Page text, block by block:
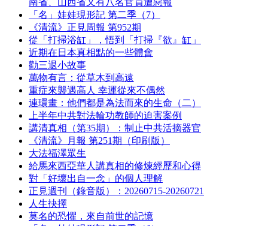
南省、山西省又有八名官員遭惡報
「名」娃娃現形記 第二季（7）
《清流》正見周報 第952期
從「打掃浴缸」，悟到「打掃『欲』缸」
近期在日本真相點的一些體會
勸三退小故事
萬物有言：從草木到高遠
重症來襲遇高人 幸運從來不偶然
連環畫：他們都是為法而來的生命（二）
上半年中共對法輪功教師的迫害案例
講清真相（第35期）：制止中共活摘器官
《清流》月報 第251期（印刷版）
大法福澤眾生
給馬來西亞華人講真相的修煉經歷和心得
對「好壞出自一念」的個人理解
正見週刊（錄音版）：20260715-20260721
人生抉擇
莫名的恐懼，來自前世的記憶